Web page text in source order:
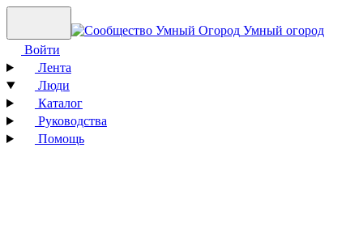
Умный огород
Войти
Лента
Люди
Каталог
Руководства
Помощь